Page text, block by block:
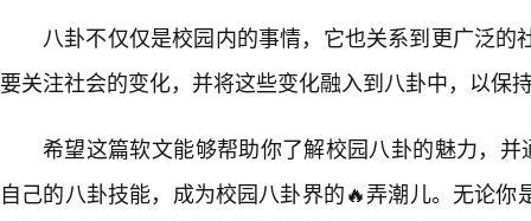
八卦不仅仅是校园内的事情，它也关系到更广泛的
要关注社会的变化，并将这些变化融入到八卦中，以保
希望这篇软文能够帮助你了解校园八卦的魅力，并
自己的八卦技能，成为校园八卦界的🔥弄潮儿。无论